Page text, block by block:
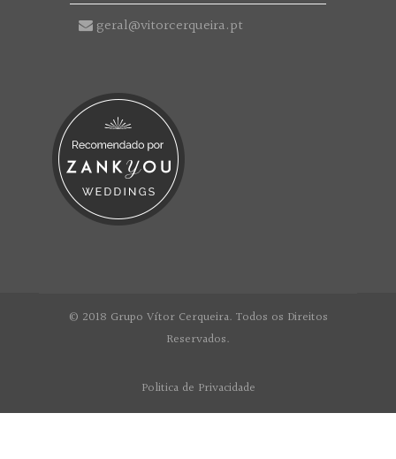
geral@vitorcerqueira.pt
© 2018 Grupo Vítor Cerqueira. Todos os Direitos
Reservados.
Politica de Privacidade